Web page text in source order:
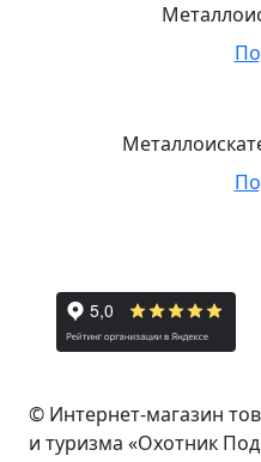
© Интернет-магазин
и туризма «Охотник